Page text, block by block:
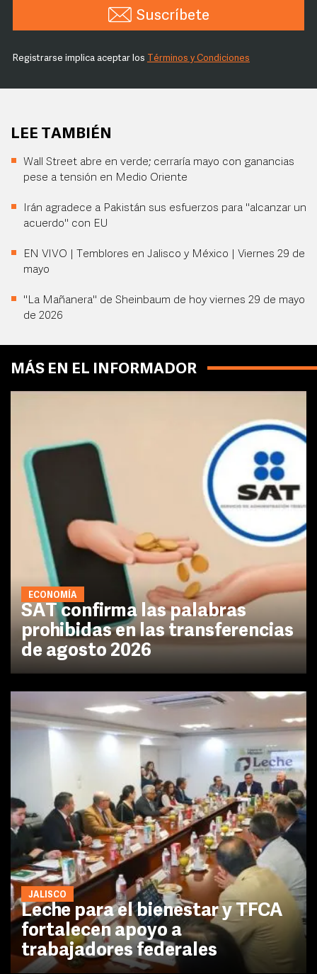
Suscríbete
Registrarse implica aceptar los Términos y Condiciones
LEE TAMBIÉN
Wall Street abre en verde; cerraría mayo con ganancias
pese a tensión en Medio Oriente
Irán agradece a Pakistán sus esfuerzos para "alcanzar un
acuerdo" con EU
EN VIVO | Temblores en Jalisco y México | Viernes 29 de
mayo
"La Mañanera" de Sheinbaum de hoy viernes 29 de mayo
de 2026
MÁS EN EL INFORMADOR
ECONOMÍA
SAT confirma las palabras
prohibidas en las transferencias
de agosto 2026
JALISCO
Leche para el bienestar y TFCA
fortalecen apoyo a
trabajadores federales